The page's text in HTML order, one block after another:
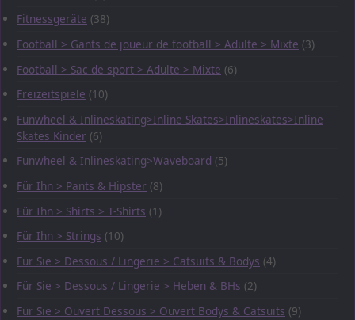
Fitnessgeräte (38)
Football > Gants de joueur de football > Adulte > Mixte (3)
Football > Sac de sport > Adulte > Mixte (6)
Freizeitspiele (10)
Funwheel & Inlineskating>Inline Skates>Inlineskates>Inline
Skates Kinder (6)
Funwheel & Inlineskating>Waveboard (5)
Für Ihn > Pants & Hipster (8)
Für Ihn > Shirts > T-Shirts (1)
Für Ihn > Strings (10)
Für Sie > Dessous / Lingerie > Catsuits & Bodys (4)
Für Sie > Dessous / Lingerie > Heben & BHs (2)
Für Sie > Ouvert Dessous > Ouvert Bodys & Catsuits (9)